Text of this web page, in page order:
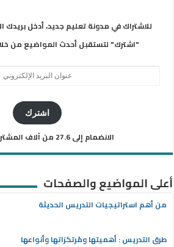
للاشتراك في مدونة تعليم جديد، أدخل بريدك
"اشترك" لتستقبل أحدث المواضيع من خلال
اشترك
الانضمام إلى 27.6 من آلاف المشتركين الآخرين
أعلى المواضيع والصفحات
من أهم استراتيجيات التدريس الحديثة
طرق التدريس : أهميتها ومُرتكزاتها وأنواعها